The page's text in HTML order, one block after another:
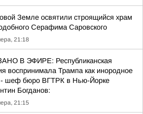
Земле освятили строящийся храм
Серафима Саровского
21:18
В ЭФИРЕ: Республиканская
воспринимала Трампа как инородное
- шеф бюро ВГТРК в Нью-Йорке
Богданов:
21:15